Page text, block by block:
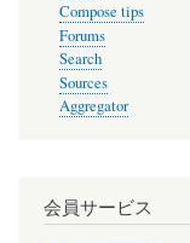
Compose tips
Forums
Search
Sources
Aggregator
会員サービス